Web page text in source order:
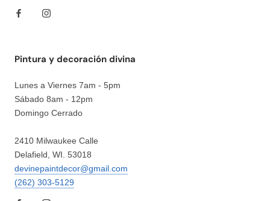
Pintura y decoración divina
Lunes a Viernes 7am - 5pm
Sábado 8am - 12pm
Domingo Cerrado
2410 Milwaukee Calle
Delafield, WI. 53018
devinepaintdecor@gmail.com
(262) 303-5129